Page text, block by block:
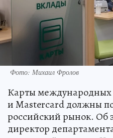
Фото: Михаил Фролов
Карты международных
и Mastercard должны
российский рынок. Об
директор